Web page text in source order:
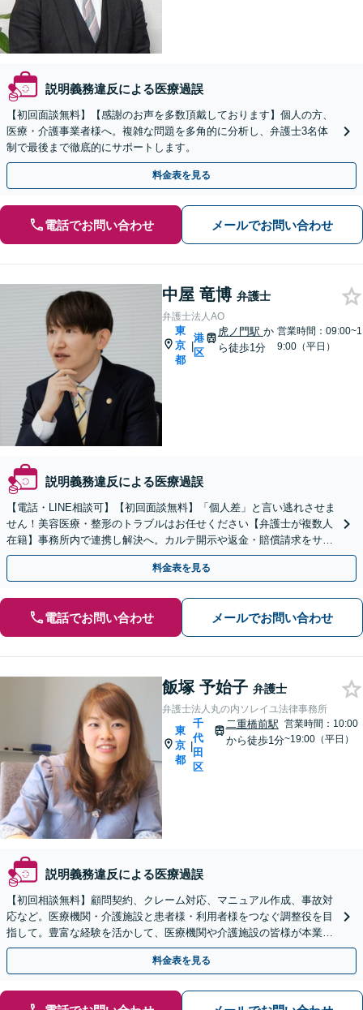
説明義務違反による医療過誤
【初回面談無料】【感謝のお声を多数頂戴しております】個人の方、
医療・介護事業者様へ。複雑な問題を多角的に分析し、弁護士3名体
制で最後まで徹底的にサポートします。
料金表を見る
電話でお問い合わせ メールでお問い合わせ
中屋 竜博 弁護士
弁護士法人AO
東
京
都
|
港
区
虎ノ門駅 か
ら徒歩1分
営業時間：09:00~1
9:00（平日）
説明義務違反による医療過誤
【電話・LINE相談可】【初回面談無料】「個人差」と言い逃れさせま
せん！美容医療・整形のトラブルはお任せください【弁護士が複数人
在籍】事務所内で連携し解決へ。カルテ開示や返金・賠償請求をサポ
ートいたします【休日・夜間面談可】【虎ノ門駅1分】
料金表を見る
電話でお問い合わせ メールでお問い合わせ
飯塚 予始子 弁護士
弁護士法人丸の内ソレイユ法律事務所
東
京
都
|
千
代
田
区
二重橋前駅
から徒歩1分
営業時間：10:00
~19:00（平日）
説明義務違反による医療過誤
【初回相談無料】顧問契約、クレーム対応、マニュアル作成、事故対
応など。医療機関・介護施設と患者様・利用者様をつなぐ調整役を目
指して。豊富な経験を活かして、医療機関や介護施設の皆様が本業に
集中できる環境づくりをサポートします【二重橋前駅1分】
料金表を見る